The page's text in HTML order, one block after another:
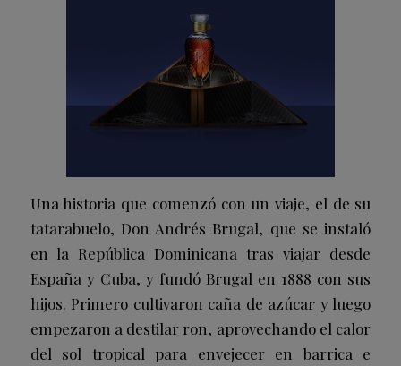
Una historia que comenzó con un viaje, el de su
tatarabuelo, Don Andrés Brugal, que se instaló
en la República Dominicana tras viajar desde
España y Cuba, y fundó Brugal en 1888 con sus
hijos. Primero cultivaron caña de azúcar y luego
empezaron a destilar ron, aprovechando el calor
del sol tropical para envejecer en barrica e